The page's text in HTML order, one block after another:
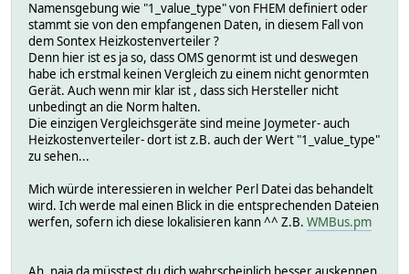
Namensgebung wie "1_value_type" von FHEM definiert oder
stammt sie von den empfangenen Daten, in diesem Fall von
dem Sontex Heizkostenverteiler ?
Denn hier ist es ja so, dass OMS genormt ist und deswegen
habe ich erstmal keinen Vergleich zu einem nicht genormten
Gerät. Auch wenn mir klar ist , dass sich Hersteller nicht
unbedingt an die Norm halten.
Die einzigen Vergleichsgeräte sind meine Joymeter- auch
Heizkostenverteiler- dort ist z.B. auch der Wert "1_value_type"
zu sehen...
Mich würde interessieren in welcher Perl Datei das behandelt
wird. Ich werde mal einen Blick in die entsprechenden Dateien
werfen, sofern ich diese lokalisieren kann ^^ Z.B. WMBus.pm